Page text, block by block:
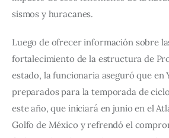
sismos y huracanes.
Luego de ofrecer información sobre
fortalecimiento de la estructura de
estado, la funcionaria aseguró que en
preparados para la temporada de
este año, que iniciará en junio en el
Golfo de México y refrendó el